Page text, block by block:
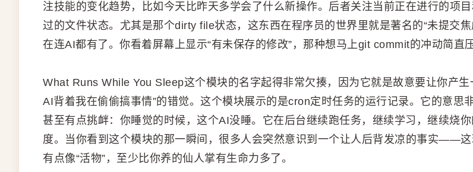
注技能的变化趋势，比如今天比昨天多学会了什么新操作。后者关注当前正在进行的项
过的文件状态。尤其是那个dirty file状态，这东西在程序员的世界里就是著名的“未提交焦
在连AI都有了。你看着屏幕上显示“有未保存的修改”，那种想马上git commit的冲动简直压
What Runs While You Sleep这个模块的名字起得非常欠揍，因为它就是故意要让你产生
AI背着我在偷偷搞事情”的错觉。这个模块展示的是cron定时任务的运行记录。它的意思非
甚至有点挑衅：你睡觉的时候，这个AI没睡。它在后台继续跑任务，继续学习，继续烧
度。当你看到这个模块的那一瞬间，很多人会突然意识到一个让人后背发凉的事实——这
有点像“活物”，至少比你养的仙人掌有生命力多了。